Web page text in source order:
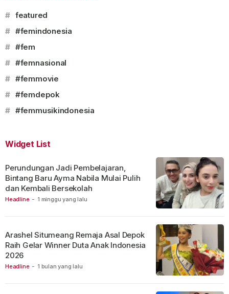
# featured
# #femindonesia
# #fem
# #femnasional
# #femmovie
# #femdepok
# #femmusikindonesia
Widget List
Headline - 1 minggu yang lalu
Perundungan Jadi Pembelajaran,
Bintang Baru Ayma Nabila Mulai Pulih
dan Kembali Bersekolah
Headline - 1 bulan yang lalu
Arashel Situmeang Remaja Asal Depok
Raih Gelar Winner Duta Anak Indonesia
2026